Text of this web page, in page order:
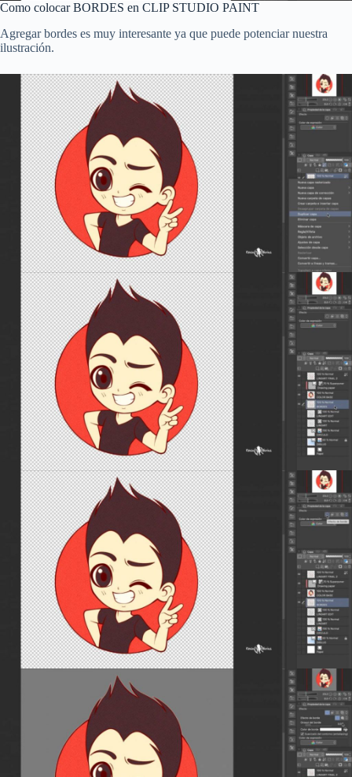
Como colocar BORDES en CLIP STUDIO PAINT
Agregar bordes es muy interesante ya que puede potenciar nuestra
ilustración.